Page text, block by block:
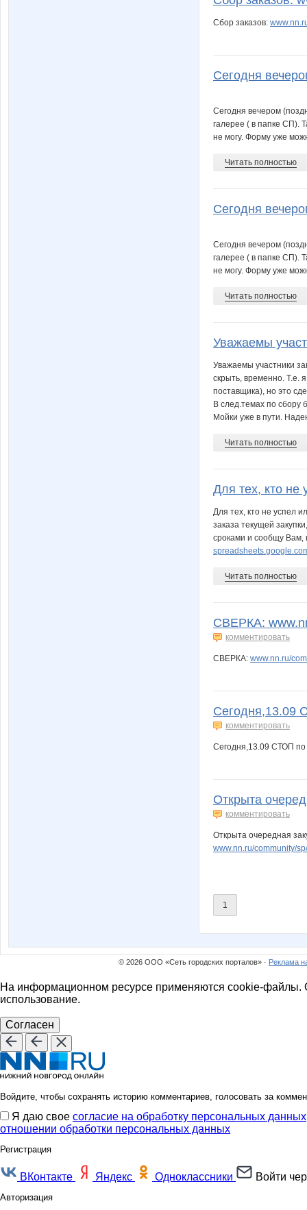
Сбор заказов:
Сегодня
Сегодня вечером
галерее ( в папке СП).
не могу. Форму уже
Читать полностью
Сегодня
Сегодня вечером
галерее ( в папке СП).
не могу. Форму уже
Читать полностью
Уважаемы
Уважаемы участники
скрыть, временно. Т.е.
поставщика), но это
В след.темах по сбору
Мойки уже в пути.
Читать полностью
Для тех, кто не
Для тех, кто не успел
заказа текущей
сроками и сообщу Вам,
Читать полностью
СВЕРКА:
комментировать
СВЕРКА: www.nn.ru/
Сегодня,13.09
комментировать
Сегодня,13.09 СТОП по
Открыта
комментировать
Открыта очередная
www.nn.ru/community/
1
© 2026 ООО «Сеть городских порталов» · Реклама
На информационном ресурсе применяются cookie-файлы.
использование.
Согласен
Войдите, чтобы сохранять историю комментариев, голосовать за
Я даю свое согласие на обработку персональных данных
отношении обработки персональных данных
Регистрация
ВКонтакте Яндекс Одноклассники Войти
Авторизация